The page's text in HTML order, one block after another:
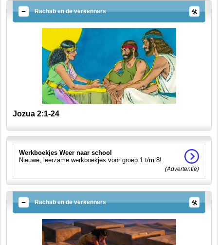
Rachab en de verkenners
Jozua 2:1-24
Werkboekjes Weer naar school
Nieuwe, leerzame werkboekjes voor groep 1 t/m 8!
(Advertentie)
Rachab en de verkenners